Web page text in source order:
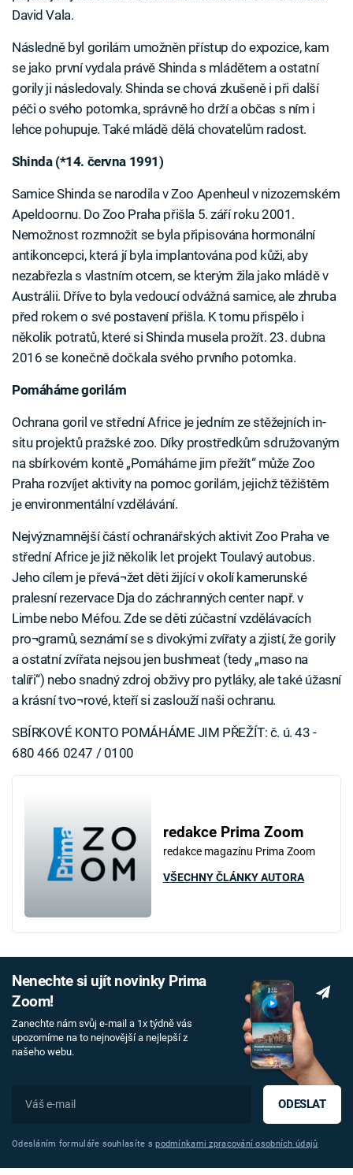
David Vala.
Následně byl gorilám umožněn přístup do expozice, kam
se jako první vydala právě Shinda s mládětem a ostatní
gorily ji následovaly. Shinda se chová zkušeně i při další
péči o svého potomka, správně ho drží a občas s ním i
lehce pohupuje. Také mládě dělá chovatelům radost.
Shinda (*14. června 1991)
Samice Shinda se narodila v Zoo Apenheul v nizozemském
Apeldoornu. Do Zoo Praha přišla 5. září roku 2001.
Nemožnost rozmnožit se byla připisována hormonální
antikoncepci, která jí byla implantována pod kůži, aby
nezabřezla s vlastním otcem, se kterým žila jako mládě v
Austrálii. Dříve to byla vedoucí odvážná samice, ale zhruba
před rokem o své postavení přišla. K tomu přispělo i
několik potratů, které si Shinda musela prožít. 23. dubna
2016 se konečně dočkala svého prvního potomka.
Pomáháme gorilám
Ochrana goril ve střední Africe je jedním ze stěžejních in-
situ projektů pražské zoo. Díky prostředkům sdružovaným
na sbírkovém kontě „Pomáháme jim přežít“ může Zoo
Praha rozvíjet aktivity na pomoc gorilám, jejichž těžištěm
je environmentální vzdělávání.
Nejvýznamnější částí ochranářských aktivit Zoo Praha ve
střední Africe je již několik let projekt Toulavý autobus.
Jeho cílem je převá¬žet děti žijící v okolí kamerunské
pralesní rezervace Dja do záchranných center např. v
Limbe nebo Méfou. Zde se děti zúčastní vzdělávacích
pro¬gramů, seznámí se s divokými zvířaty a zjistí, že gorily
a ostatní zvířata nejsou jen bushmeat (tedy „maso na
talíři“) nebo snadný zdroj obživy pro pytláky, ale také úžasní
a krásní tvo¬rové, kteří si zaslouží naši ochranu.
SBÍRKOVÉ KONTO POMÁHÁME JIM PŘEŽÍT: č. ú. 43 -
680 466 0247 / 0100
redakce Prima Zoom
redakce magazínu Prima Zoom
VŠECHNY ČLÁNKY AUTORA
Nenechte si ujít novinky Prima
Zoom!
Zanechte nám svůj e-mail a 1x týdně vás
upozorníme na to nejnovější a nejlepší z
našeho webu.
ODESLAT
Odesláním formuláře souhlasíte spodmínkami zpracování osobních údajů